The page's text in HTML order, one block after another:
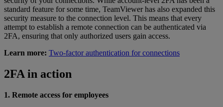
standard feature for some time, TeamViewer has also expanded this
security measure to the connection level. This means that every
attempt to establish a remote connection can be authenticated via
2FA, ensuring that only authorized users gain access.
Learn more: Two-factor authentication for connections
2FA in action
1. Remote access for employees